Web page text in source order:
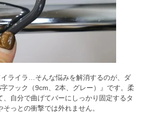
ライラ…そんな悩みを解消するのが、ダ
フック（9cm、2本、グレー）』です。柔
、自分で曲げてバーにしっかり固定するタ
っとの衝撃では外れません。